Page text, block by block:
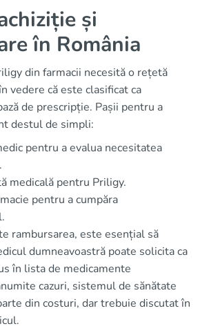
și
în România
din farmacii necesită o rețetă
vedere că este clasificat ca
de prescripție. Pașii pentru a
destul de simpli:
pentru a evalua necesitatea
medicală pentru Priligy.
pentru a cumpăra
rambursarea, este esențial să
dumneavoastră poate solicita ca
în lista de medicamente
cazuri, sistemul de sănătate
din costuri, dar trebuie discutat în